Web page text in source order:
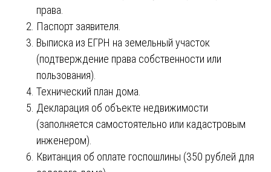
права.
Паспорт заявителя.
Выписка из ЕГРН на земельный участок
(подтверждение права собственности или
пользования).
Технический план дома.
Декларация об объекте недвижимости
(заполняется самостоятельно или кадастровым
инженером).
Квитанция об оплате госпошлины (350 рублей для